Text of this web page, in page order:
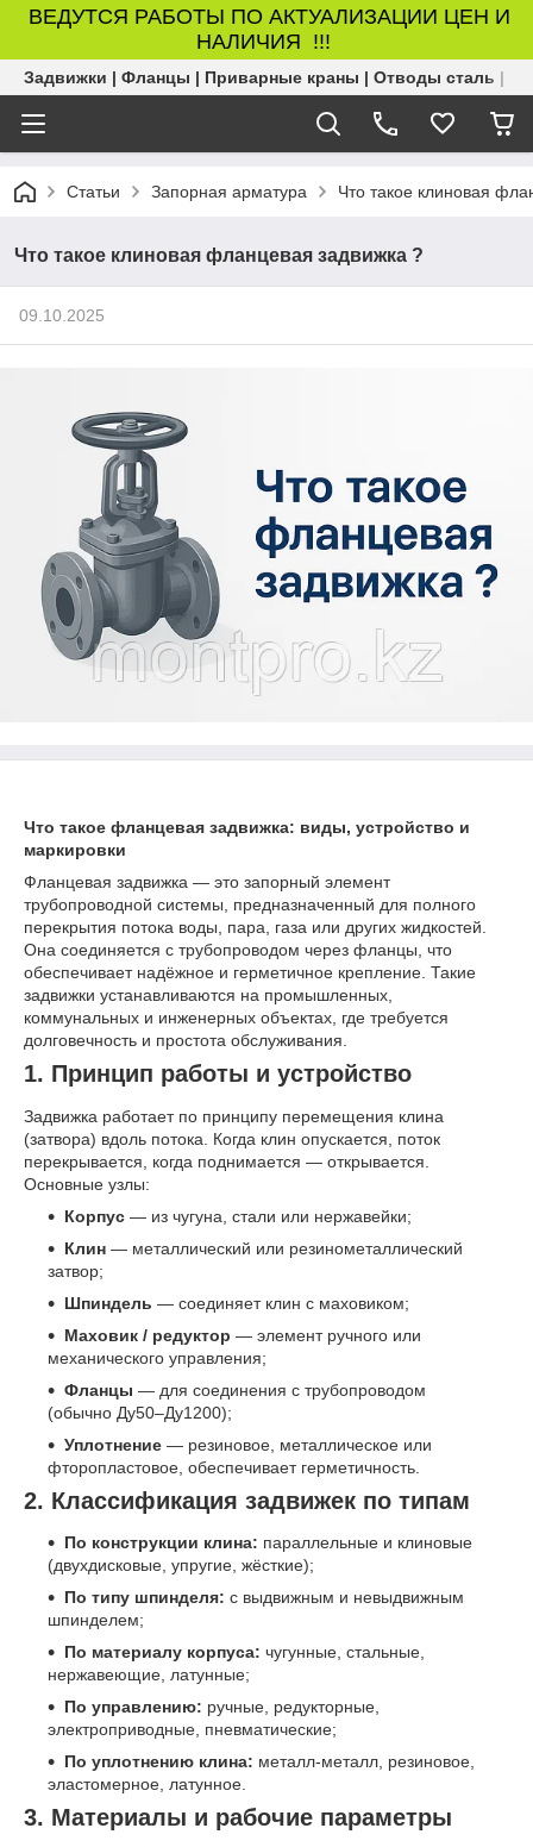
ВЕДУТСЯ РАБОТЫ ПО АКТУАЛИЗАЦИИ ЦЕН И
НАЛИЧИЯ !!!
Задвижки | Фланцы | Приварные краны | Отводы сталь |
Статьи Запорная арматура Что такое клиновая
Что такое клиновая фланцевая задвижка ?
09.10.2025
Что такое фланцевая задвижка: виды, устройство и
маркировки
Фланцевая задвижка — это запорный элемент
трубопроводной системы, предназначенный для полного
перекрытия потока воды, пара, газа или других жидкостей.
Она соединяется с трубопроводом через фланцы, что
обеспечивает надёжное и герметичное крепление. Такие
задвижки устанавливаются на промышленных,
коммунальных и инженерных объектах, где требуется
долговечность и простота обслуживания.
1. Принцип работы и устройство
Задвижка работает по принципу перемещения клина
(затвора) вдоль потока. Когда клин опускается, поток
перекрывается, когда поднимается — открывается.
Основные узлы:
Корпус — из чугуна, стали или нержавейки;
Клин — металлический или резинометаллический
затвор;
Шпиндель — соединяет клин с маховиком;
Маховик / редуктор — элемент ручного или
механического управления;
Фланцы — для соединения с трубопроводом
(обычно Ду50–Ду1200);
Уплотнение — резиновое, металлическое или
фторопластовое, обеспечивает герметичность.
2. Классификация задвижек по типам
По конструкции клина: параллельные и клиновые
(двухдисковые, упругие, жёсткие);
По типу шпинделя: с выдвижным и невыдвижным
шпинделем;
По материалу корпуса: чугунные, стальные,
нержавеющие, латунные;
По управлению: ручные, редукторные,
электроприводные, пневматические;
По уплотнению клина: металл-металл, резиновое,
эластомерное, латунное.
3. Материалы и рабочие параметры